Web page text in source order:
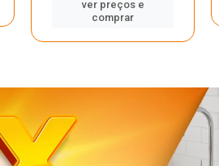
ver preços e
comprar